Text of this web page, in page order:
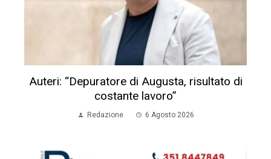
Auteri: “Depuratore di Augusta, risultato di
costante lavoro”
Redazione 6 Agosto 2026